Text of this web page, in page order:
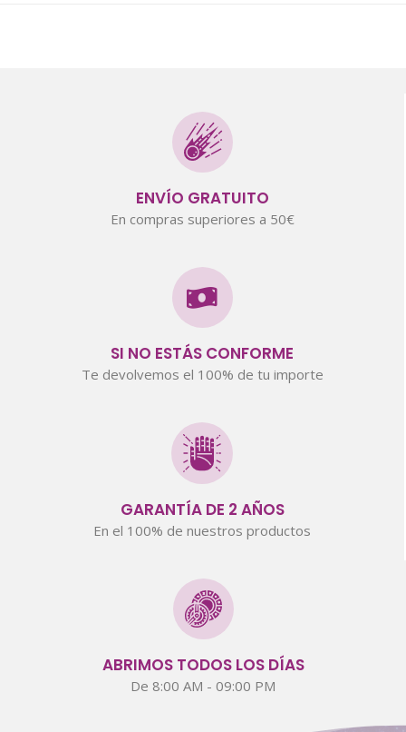
ENVÍO GRATUITO
En compras superiores a 50€
SI NO ESTÁS CONFORME
Te devolvemos el 100% de tu importe
GARANTÍA DE 2 AÑOS
En el 100% de nuestros productos
ABRIMOS TODOS LOS DÍAS
De 8:00 AM - 09:00 PM